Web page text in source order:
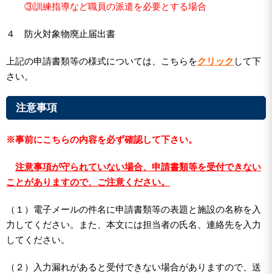
③訓練指導など職員の派遣を必要とする場合
４ 防火対象物廃止届出書
上記の申請書類等の様式については、こちらをクリック して下
さい。
注意事項
※事前にこちらの内容を必ず確認して下さい。
注意事項が守られていない場合、申請書類等を受付できない
ことがありますので、ご注意ください。
（１）電子メールの件名に申請書類等の表題と施設の名称を入
力してください。また、本文には担当者の氏名、連絡先を入力
してください。
（２）入力漏れがあると受付できない場合がありますので、送